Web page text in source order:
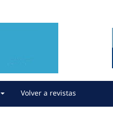
Volver a revistas